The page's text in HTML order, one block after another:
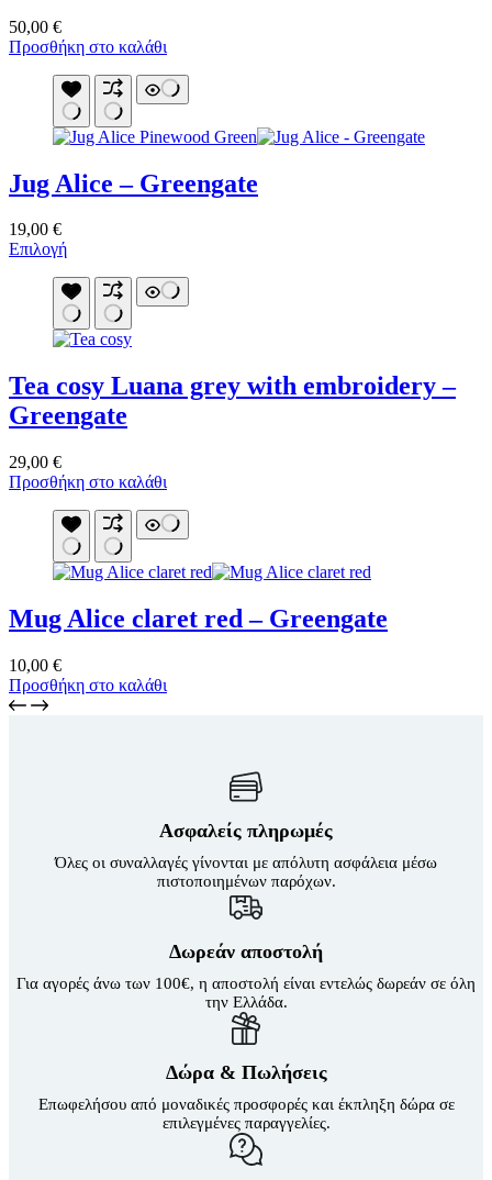
50,00 €
Προσθήκη στο καλάθι
Jug Alice – Greengate
19,00 €
ΕπιλογήΑυτό
προϊόν
έχει
πολλαπλές
παραλλαγές.
επιλογές
μπορούν
να
σελίδα
του
προϊόντος
Tea cosy Luana grey with embroidery –
Greengate
29,00 €
Προσθήκη στο καλάθι
Mug Alice claret red – Greengate
10,00 €
Προσθήκη στο καλάθι
Ασφαλείς πληρωμές
Όλες οι συναλλαγές γίνονται με απόλυτη ασφάλεια μέσω
πιστοποιημένων παρόχων.
Δωρεάν αποστολή
Για αγορές άνω των 100€, η αποστολή είναι εντελώς δωρεάν σε όλη
την Ελλάδα.
Δώρα & Πωλήσεις
Επωφελήσου από μοναδικές προσφορές και έκπληξη δώρα σε
επιλεγμένες παραγγελίες.